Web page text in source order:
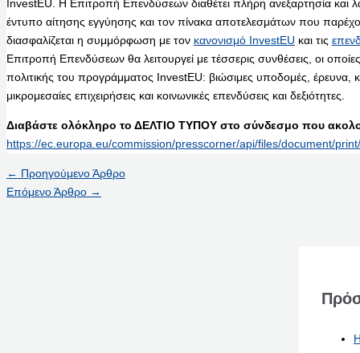
InvestEU. Η Επιτροπή Επενδύσεων διαθέτει πλήρη ανεξαρτησία και
έντυπο αίτησης εγγύησης και τον πίνακα αποτελεσμάτων που
διασφαλίζεται η συμμόρφωση με τον κανονισμό InvestEU και τις
Επιτροπή Επενδύσεων θα λειτουργεί με τέσσερις συνθέσεις, οι
πολιτικής του προγράμματος InvestEU: βιώσιμες υποδομές, έρευνα,
μικρομεσαίες επιχειρήσεις και κοινωνικές επενδύσεις και δεξιότητες.
Διαβάστε ολόκληρο το ΔΕΛΤΙΟ ΤΥΠΟΥ στο σύνδεσμο που
https://ec.europa.eu/commission/presscorner/api/files/document/
← Προηγούμενο Άρθρο
Επόμενο Άρθρο →